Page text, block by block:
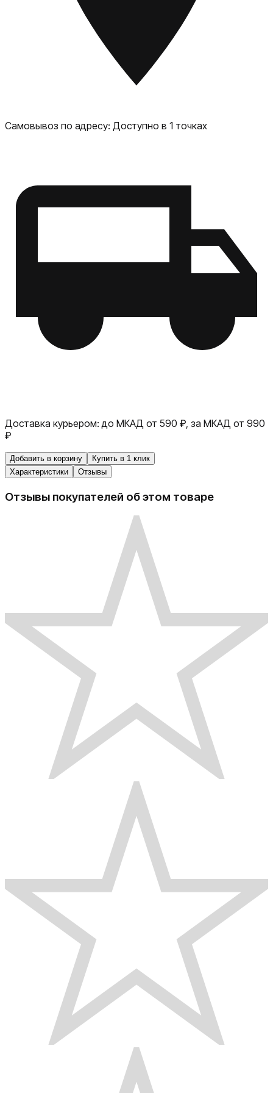
Самовывоз по адресу: Доступно в 1 точках
Доставка курьером: до МКАД от 590 ₽, за МКАД от 990
₽
Добавить в корзину
Купить в 1 клик
Характеристики
Отзывы
Отзывы покупателей об этом товаре